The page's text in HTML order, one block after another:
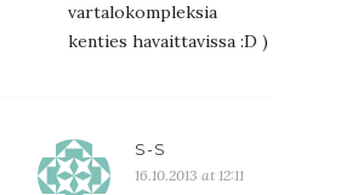
vartalokompleksia
kenties havaittavissa :D )
S-S
16.10.2013 at 12:11